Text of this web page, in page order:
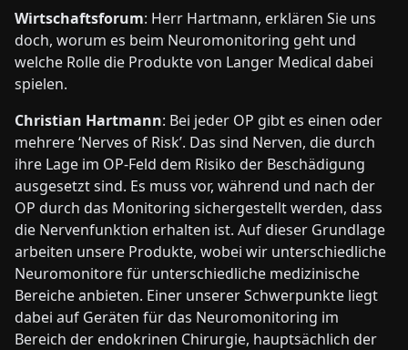
Wirtschaftsforum: Herr Hartmann, erklären Sie uns
doch, worum es beim Neuromonitoring geht und
welche Rolle die Produkte von Langer Medical dabei
spielen.
Christian Hartmann: Bei jeder OP gibt es einen oder
mehrere ‘Nerves of Risk’. Das sind Nerven, die durch
ihre Lage im OP-Feld dem Risiko der Beschädigung
ausgesetzt sind. Es muss vor, während und nach der
OP durch das Monitoring sichergestellt werden, dass
die Nervenfunktion erhalten ist. Auf dieser Grundlage
arbeiten unsere Produkte, wobei wir unterschiedliche
Neuromonitore für unterschiedliche medizinische
Bereiche anbieten. Einer unserer Schwerpunkte liegt
dabei auf Geräten für das Neuromonitoring im
Bereich der endokrinen Chirurgie, hauptsächlich der